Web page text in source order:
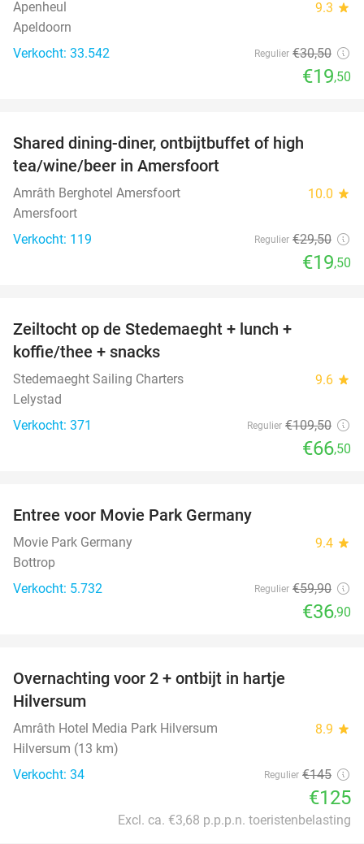
Apenheul 9.3 star
Apeldoorn
Verkocht: 33.542
Regulier €30,50
€19,50
Shared dining-diner, ontbijtbuffet of high
tea/wine/beer in Amersfoort
Amrâth Berghotel Amersfoort 10.0 star
Amersfoort
Verkocht: 119
Regulier €29,50
€19,50
Zeiltocht op de Stedemaeght + lunch +
koffie/thee + snacks
Stedemaeght Sailing Charters 9.6 star
Lelystad
Verkocht: 371
Regulier €109,50
€66,50
Entree voor Movie Park Germany
Movie Park Germany 9.4 star
Bottrop
Verkocht: 5.732
Regulier €59,90
€36,90
Overnachting voor 2 + ontbijt in hartje
Hilversum
Amrâth Hotel Media Park Hilversum 8.9 star
Hilversum (13 km)
Verkocht: 34
Regulier €145
€125
Excl. ca. €3,68 p.p.p.n. toeristenbelasting